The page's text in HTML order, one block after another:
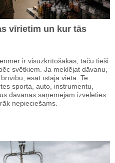
vīrietim un kur tās
ir visuzkrītošākās, taču tieši
svētkiem. Ja meklējat dāvanu,
esat īstajā vietā. Te
sporta, auto, instrumentu,
dāvanas saņēmējam izvēlēties
nepieciešams.